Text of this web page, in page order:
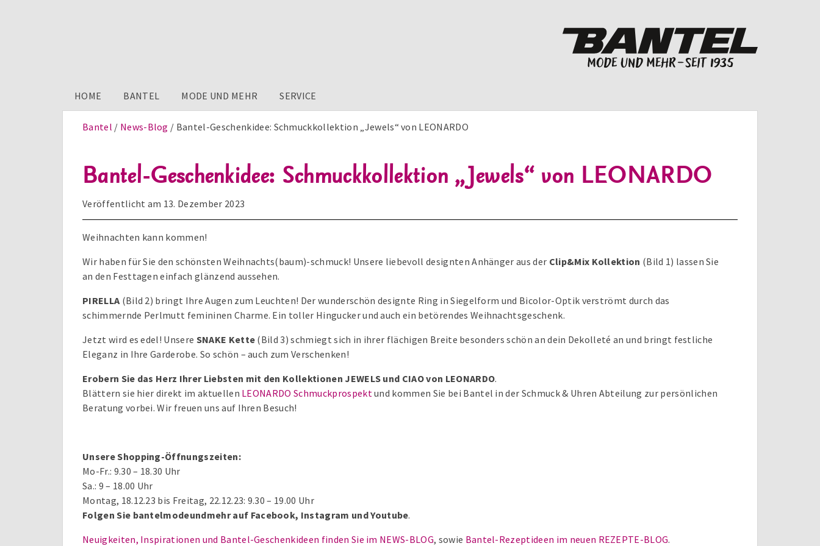
HOME BANTEL MODE UND MEHR SERVICE
Bantel News-Blog Bantel-Geschenkidee: Schmuckkollektion „Jewels“ von LEONARDO
Bantel-Geschenkidee: Schmuckkollektion „Jewels“ von LEONARDO
Veröffentlicht am 13. Dezember 2023
Weihnachten kann kommen!
Wir haben für Sie den schönsten Weihnachts(baum)-schmuck! Unsere liebevoll designten Anhänger aus der Clip&Mix Kollektion (Bild 1) lassen Sie
an den Festtagen einfach glänzend aussehen.
PIRELLA (Bild 2) bringt Ihre Augen zum Leuchten! Der wunderschön designte Ring in Siegelform und Bicolor-Optik verströmt durch das
schimmernde Perlmutt femininen Charme. Ein toller Hingucker und auch ein betörendes Weihnachtsgeschenk.
Jetzt wird es edel! Unsere SNAKE Kette (Bild 3) schmiegt sich in ihrer flächigen Breite besonders schön an dein Dekolleté an und bringt festliche
Eleganz in Ihre Garderobe. So schön – auch zum Verschenken!
Erobern Sie das Herz Ihrer Liebsten mit den Kollektionen JEWELS und CIAO von LEONARDO.
Blättern sie hier direkt im aktuellen LEONARDO Schmuckprospekt und kommen Sie bei Bantel in der Schmuck & Uhren Abteilung zur persönlichen
Beratung vorbei. Wir freuen uns auf Ihren Besuch!
Unsere Shopping-Öffnungszeiten:
Mo-Fr.: 9.30 – 18.30 Uhr
Sa.: 9 – 18.00 Uhr
Montag, 18.12.23 bis Freitag, 22.12.23: 9.30 – 19.00 Uhr
Folgen Sie bantelmodeundmehr auf Facebook, Instagram und Youtube.
Neuigkeiten, Inspirationen und Bantel-Geschenkideen finden Sie im NEWS-BLOG, sowie Bantel-Rezeptideen im neuen REZEPTE-BLOG.